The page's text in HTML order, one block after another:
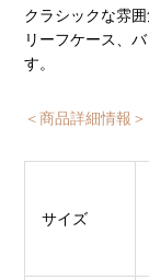
クラシックな雰
リーフケース、
す。
＜商品詳細情報＞
サイズ